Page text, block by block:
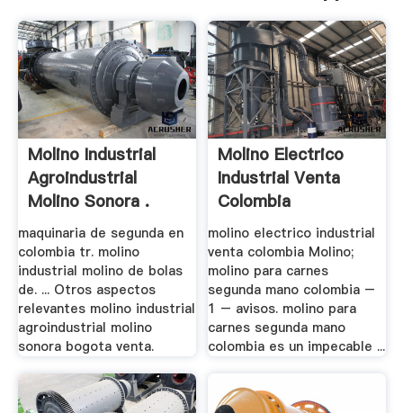
Molino Industrial
Agroindustrial
Molino Sonora .
maquinaria de segunda en
colombia tr. molino
industrial molino de bolas
de. ... Otros aspectos
relevantes molino industrial
agroindustrial molino
sonora bogota venta.
Molino Electrico
Industrial Venta
Colombia
molino electrico industrial
venta colombia Molino;
molino para carnes
segunda mano colombia –
1 – avisos. molino para
carnes segunda mano
colombia es un impecable ...